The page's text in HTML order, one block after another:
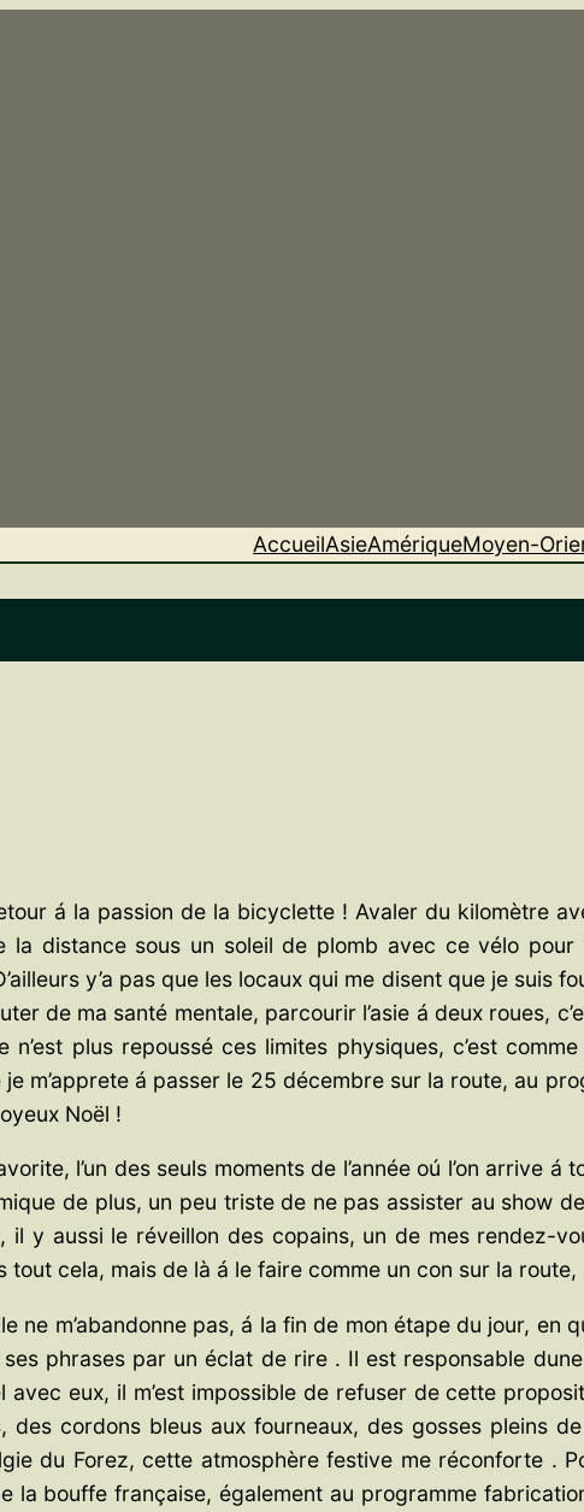
AccueilAsieAmériqueMoyen-
á la passion de la bicyclette ! Avaler du kilomètre
la distance sous un soleil de plomb avec ce vélo
y’a pas que les locaux qui me disent que je suis
de ma santé mentale, parcourir l’asie á deux roues,
n’est plus repoussé ces limites physiques, c’est
m’apprete á passer le 25 décembre sur la route, au
Noël !
l’un des seuls moments de l’année oú l’on arrive
de plus, un peu triste de ne pas assister au show
il y aussi le réveillon des copains, un de mes rendez-
cela, mais de là á le faire comme un con sur la route,
ne m’abandonne pas, á la fin de mon étape du jour, en
phrases par un éclat de rire . Il est responsable
eux, il m’est impossible de refuser de cette
des cordons bleus aux fourneaux, des gosses pleins
du Forez, cette atmosphère festive me réconforte .
la bouffe française, également au programme